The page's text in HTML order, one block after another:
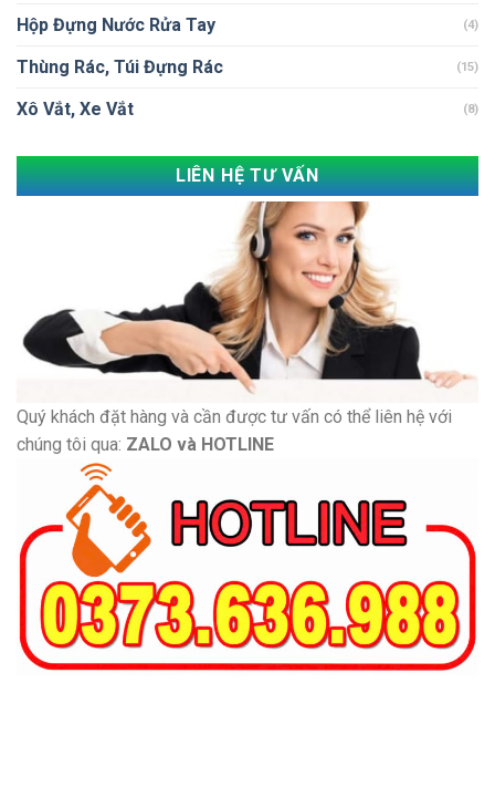
Hộp Đựng Nước Rửa Tay (4)
Thùng Rác, Túi Đựng Rác (15)
Xô Vắt, Xe Vắt (8)
LIÊN HỆ TƯ VẤN
Quý khách đặt hàng và cần được tư vấn có thể liên hệ với
chúng tôi qua: ZALO và HOTLINE